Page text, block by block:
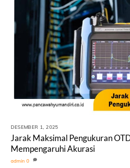
DESEMBER 1, 2025
Jarak Maksimal Pengukuran
Mempengaruhi Akurasi
admin 0